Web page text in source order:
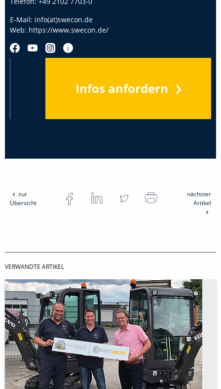
E-Mail: info(at)swecon.de
Web: https://www.swecon.de/
Infos anfordern
zur
Übersicht
nächster
Artikel
VERWANDTE ARTIKEL